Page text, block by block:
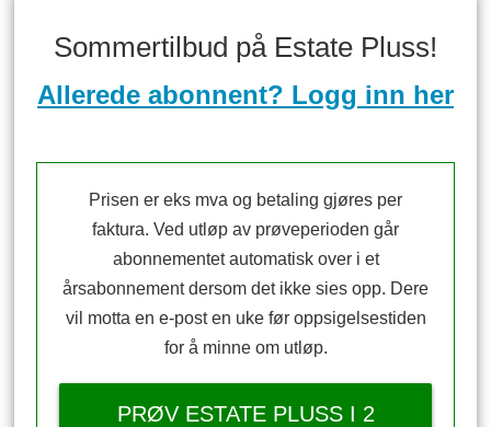
Sommertilbud på Estate Pluss!
Allerede abonnent? Logg inn her
Prisen er eks mva og betaling gjøres per
faktura. Ved utløp av prøveperioden går
abonnementet automatisk over i et
årsabonnement dersom det ikke sies opp. Dere
vil motta en e-post en uke før oppsigelsestiden
for å minne om utløp.
PRØV ESTATE PLUSS I 2